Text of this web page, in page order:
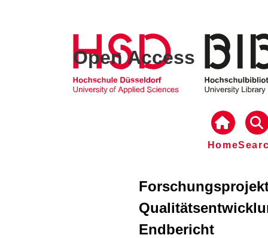
Open Access
Home
Endbericht